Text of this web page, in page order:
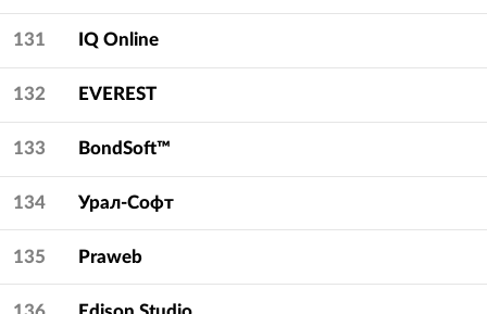
131 IQ Online
132 EVEREST
133 BondSoft™
134 Урал-Софт
135 Praweb